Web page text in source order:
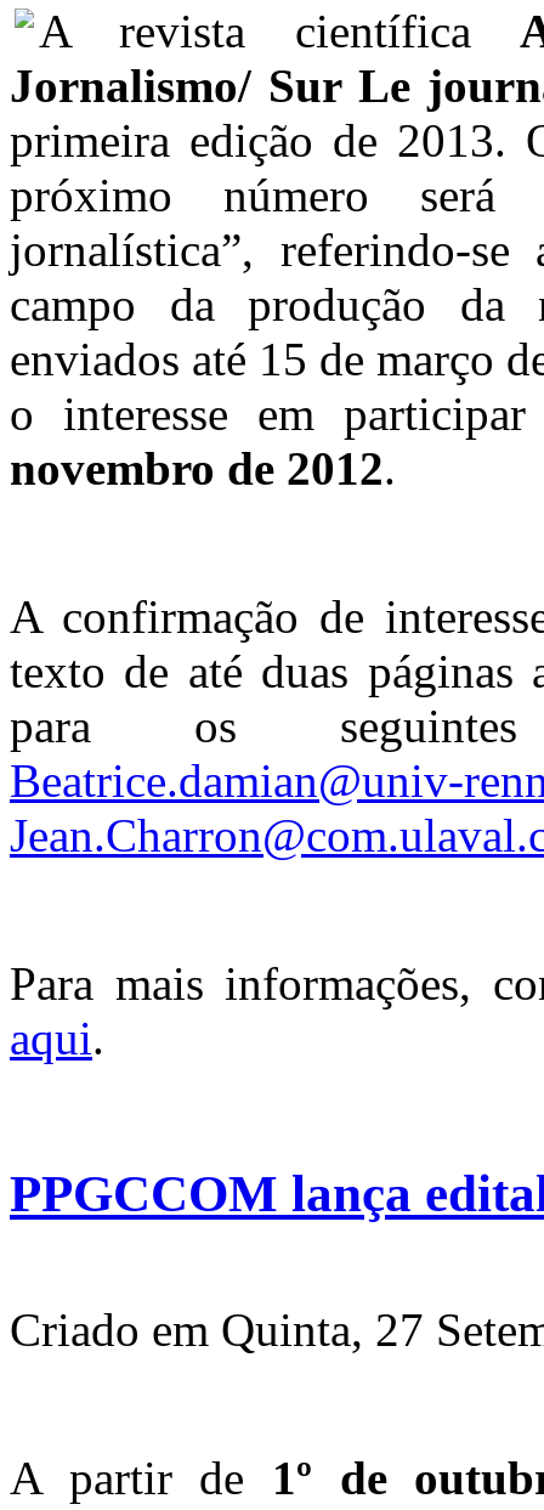
A revista científica
Jornalismo/ Sur Le
primeira edição de 2013.
próximo número será
jornalística”, referindo-
campo da produção da
enviados até 15 de março
o interesse em
novembro de 2012.
A confirmação de
texto de até duas páginas
para os
Beatrice.damian@univ-
Para mais informações,
aqui.
PPGCCOM lança
Criado em Quinta, 27
A partir de 1º de